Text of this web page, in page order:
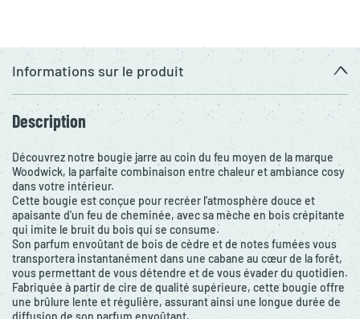
Informations sur le produit
Description
Découvrez notre bougie jarre au coin du feu moyen de la marque
Woodwick, la parfaite combinaison entre chaleur et ambiance cosy
dans votre intérieur.
Cette bougie est conçue pour recréer l'atmosphère douce et
apaisante d'un feu de cheminée, avec sa mèche en bois crépitante
qui imite le bruit du bois qui se consume.
Son parfum envoûtant de bois de cèdre et de notes fumées vous
transportera instantanément dans une cabane au cœur de la forêt,
vous permettant de vous détendre et de vous évader du quotidien.
Fabriquée à partir de cire de qualité supérieure, cette bougie offre
une brûlure lente et régulière, assurant ainsi une longue durée de
diffusion de son parfum envoûtant.